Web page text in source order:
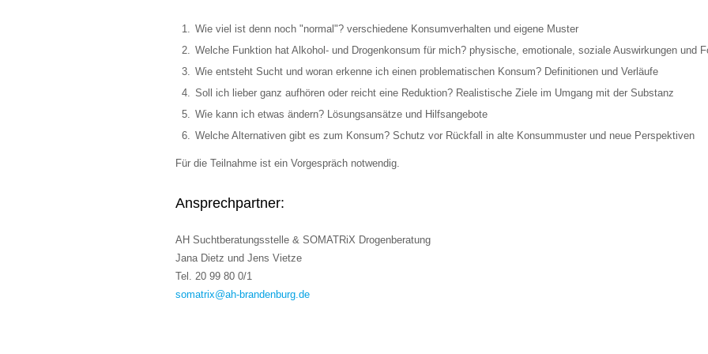
Wie viel ist denn noch "normal"? verschiedene Konsumverhalten und eigene Muster
Welche Funktion hat Alkohol- und Drogenkonsum für mich? physische, emotionale, soziale Auswirkungen und
Wie entsteht Sucht und woran erkenne ich einen problematischen Konsum? Definitionen und Verläufe
Soll ich lieber ganz aufhören oder reicht eine Reduktion? Realistische Ziele im Umgang mit der Substanz
Wie kann ich etwas ändern? Lösungsansätze und Hilfsangebote
Welche Alternativen gibt es zum Konsum? Schutz vor Rückfall in alte Konsummuster und neue Perspektiven
Für die Teilnahme ist ein Vorgespräch notwendig.
Ansprechpartner:
AH Suchtberatungsstelle & SOMATRiX Drogenberatung
Jana Dietz und Jens Vietze
Tel. 20 99 80 0/1
somatrix@ah-brandenburg.de